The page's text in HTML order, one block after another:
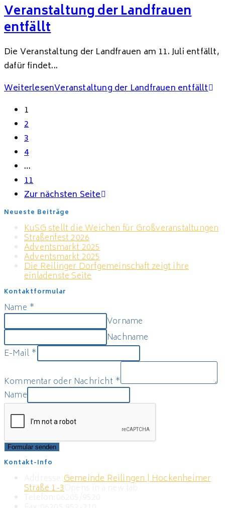
Veranstaltung der Landfrauen
entfällt
Die Veranstaltung der Landfrauen am 11. Juli entfällt,
dafür findet...
WeiterlesenVeranstaltung der Landfrauen entfällt
1
2
3
4
…
11
Zur nächsten Seite
Neueste Beiträge
KuSG stellt die Weichen für Großveranstaltungen
Straßenfest 2026
Adventsmarkt 2025
Adventsmarkt 2025
Die Reilinger Dorfgemeinschaft zeigt ihre
einladenste Seite
Kontaktformular
Name *
Vorname
Nachname
E-Mail *
Kommentar oder Nachricht *
Name
Formular senden
Kontakt-Info
Addresse:Gemeinde Reilingen | Hockenheimer
Straße 1-3